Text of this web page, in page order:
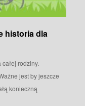
historia dla
rodziny.
jest by jeszcze
konieczną